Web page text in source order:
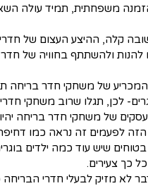
משפחתית, תמיד עולה
קלה, ההיצע העצום של
להנות ולהשתתף בחוויה של
של משחקי חדר בריחה
לכן, תגלו שרוב משחקי חדרי
של משחקי חדר בריחה יהיו בעלי מדיניות גיל מינימלית של
הזה לפעמים זה נראה כמו
כך צעירים.
לא מזיק לבעלי חדרי